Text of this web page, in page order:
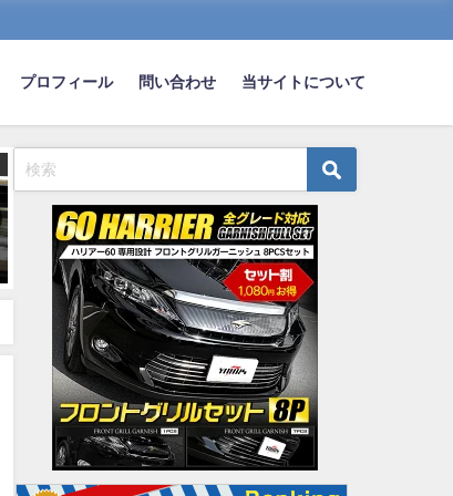
プロフィール 問い合わせ 当サイトについて
【F1】トルコGPにホンダPU搭
載のレッドブル＆アルファタウ
リが日本GP用の特別カラーリン
グで参戦
2021-10-07
【悲報】ワイ、趣味が『車
『バイク』なんだがｗｗｗ
ｗｗ
2024-03-12